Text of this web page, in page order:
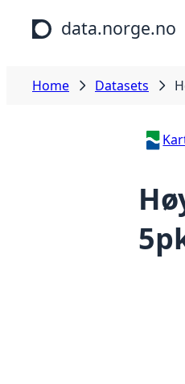
Skip to main content
data.norge.no
Home Datasets